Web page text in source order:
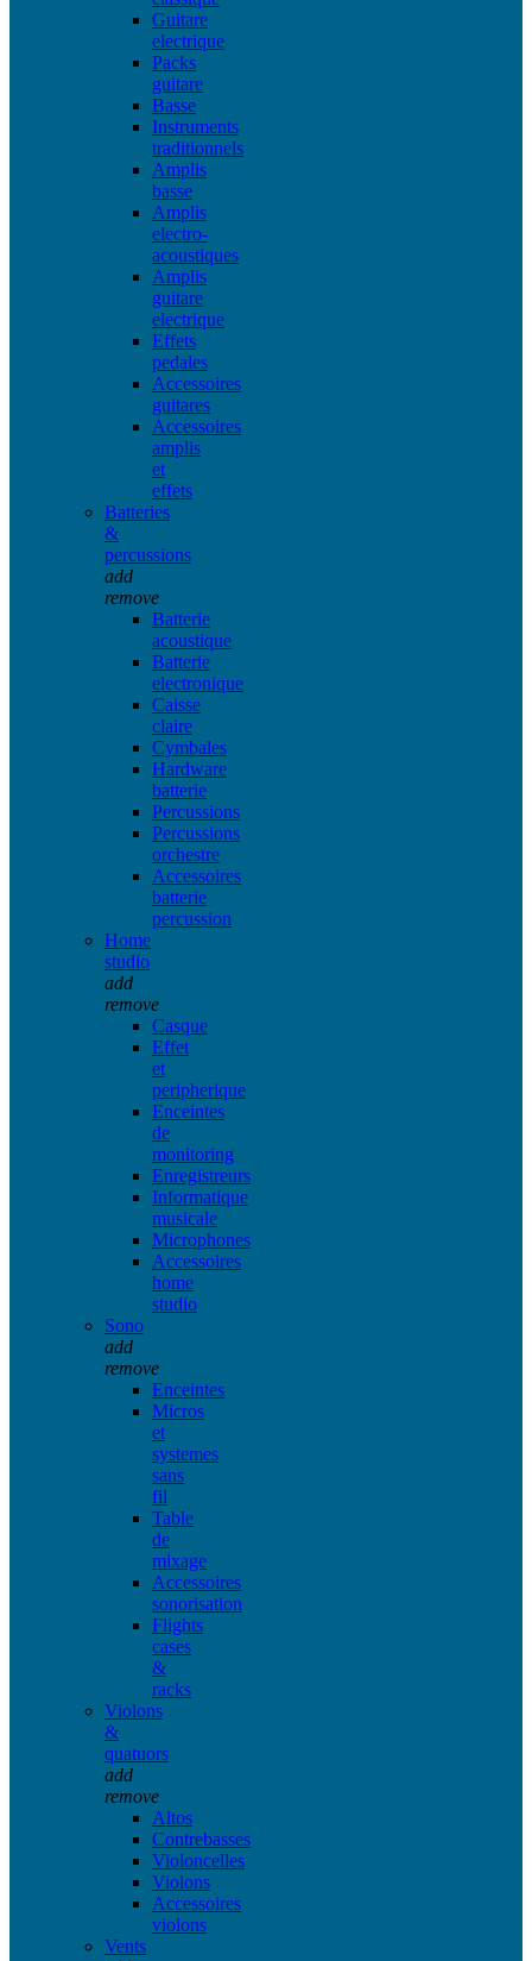
Guitare
electrique
Packs
guitare
Basse
Instruments
traditionnels
Amplis
basse
Amplis
electro-
acoustiques
Amplis
guitare
electrique
Effets
pedales
Accessoires
guitares
Accessoires
amplis
et
effets
Batteries
&
percussions
add
remove
Batterie
acoustique
Batterie
electronique
Caisse
claire
Cymbales
Hardware
batterie
Percussions
Percussions
orchestre
Accessoires
batterie
percussion
Home
studio
add
remove
Casque
Effet
et
peripherique
Enceintes
de
monitoring
Enregistreurs
Informatique
musicale
Microphones
Accessoires
home
studio
Sono
add
remove
Enceintes
Micros
et
systemes
sans
fil
Table
de
mixage
Accessoires
sonorisation
Flights
cases
&
racks
Violons
&
quatuors
add
remove
Altos
Contrebasses
Violoncelles
Violons
Accessoires
violons
Vents